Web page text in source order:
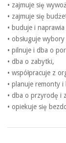
• zajmuje się
• zajmuje się
• buduje i
• obsługuje
• pilnuje i dba o
• dba o zabytki,
• współpracuje z
• planuje remonty
• dba o przyrodę i
• opiekuje się